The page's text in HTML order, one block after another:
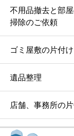
不用品撤去と部
掃除のご依頼
ゴミ屋敷の片付け
遺品整理
店舗、事務所の